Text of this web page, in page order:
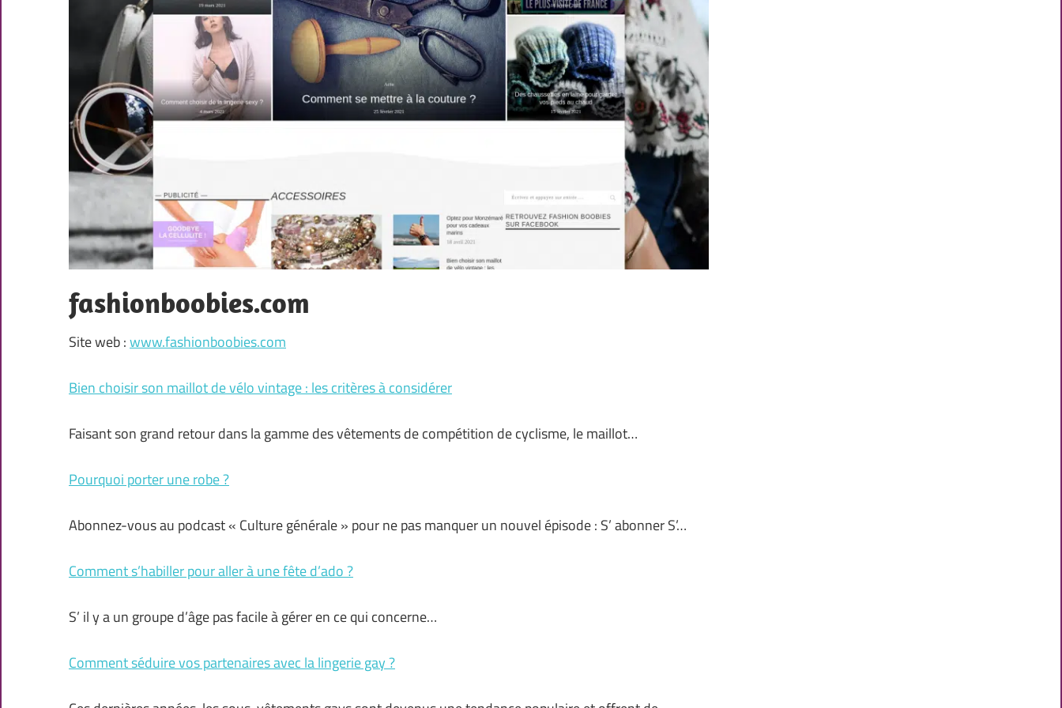
fashionboobies.com
Site web :www.fashionboobies.com
Bien choisir son maillot de vélo vintage : les critères à considérer
Faisant son grand retour dans la gamme des vêtements de compétition de cyclisme, le maillot…
Pourquoi porter une robe ?
Abonnez-vous au podcast « Culture générale » pour ne pas manquer un nouvel épisode : S’ abonner S’…
Comment s’habiller pour aller à une fête d’ado ?
S’ il y a un groupe d’âge pas facile à gérer en ce qui concerne…
Comment séduire vos partenaires avec la lingerie gay ?